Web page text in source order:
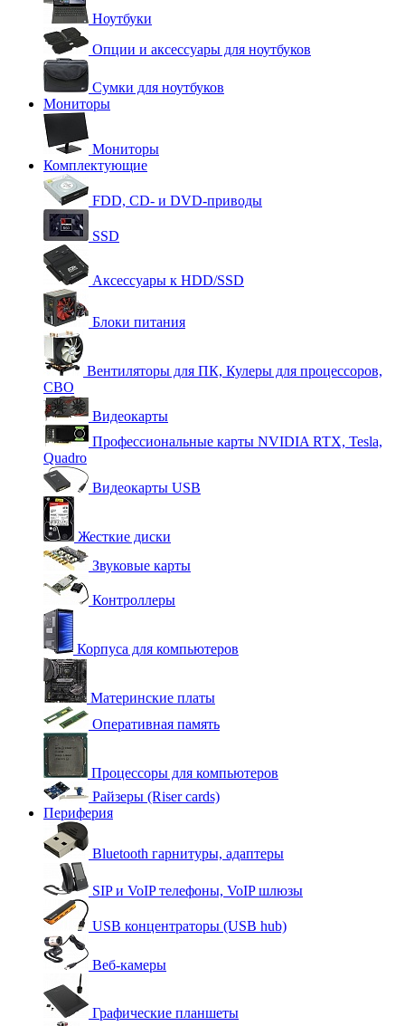
Ноутбуки
Опции и аксессуары для ноутбуков
Сумки для ноутбуков
Мониторы
Мониторы
Комплектующие
FDD, CD- и DVD-приводы
SSD
Аксессуары к HDD/SSD
Блоки питания
Вентиляторы для ПК, Кулеры для процессоров,
СВО
Видеокарты
Профессиональные карты NVIDIA RTX, Tesla,
Quadro
Видеокарты USB
Жесткие диски
Звуковые карты
Контроллеры
Корпуса для компьютеров
Материнские платы
Оперативная память
Процессоры для компьютеров
Райзеры (Riser cards)
Периферия
Bluetooth гарнитуры, адаптеры
SIP и VoIP телефоны, VoIP шлюзы
USB концентраторы (USB hub)
Веб-камеры
Графические планшеты